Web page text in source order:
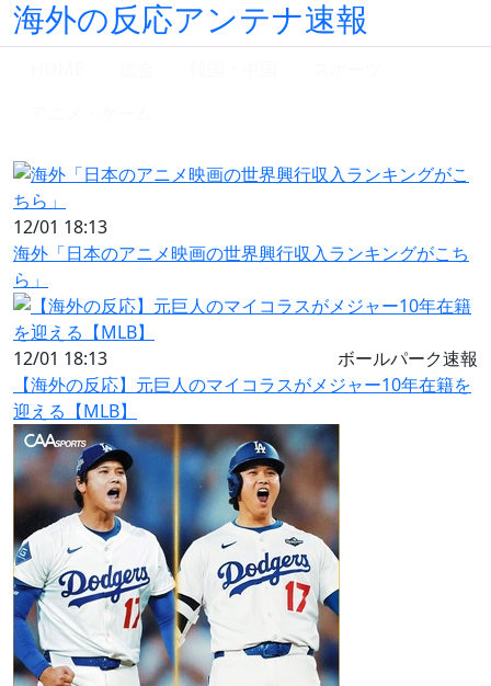
海外の反応アンテナ速報
12/01 18:13
海外「日本のアニメ映画の世界興行収入ランキングがこち
ら」
12/01 18:13
ボールパーク速報
【海外の反応】元巨人のマイコラスがメジャー10年在籍を
迎える【MLB】